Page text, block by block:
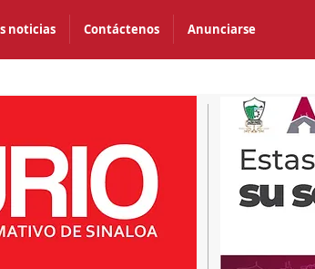
noticias Contáctenos Anunciarse